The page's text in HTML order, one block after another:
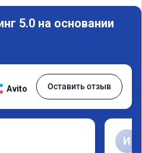
5.0 на основании
Avito Оставить отзыв
И